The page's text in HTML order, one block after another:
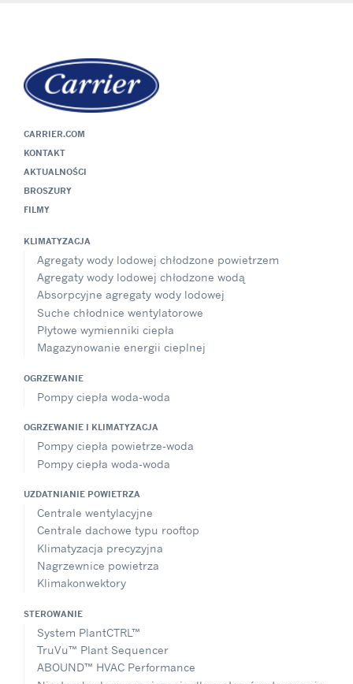
CARRIER.COM
KONTAKT
AKTUALNOŚCI
BROSZURY
FILMY
KLIMATYZACJA
Agregaty wody lodowej chłodzone powietrzem
Agregaty wody lodowej chłodzone wodą
Absorpcyjne agregaty wody lodowej
Suche chłodnice wentylatorowe
Płytowe wymienniki ciepła
Magazynowanie energii cieplnej
OGRZEWANIE
Pompy ciepła woda-woda
OGRZEWANIE I KLIMATYZACJA
Pompy ciepła powietrze-woda
Pompy ciepła woda-woda
UZDATNIANIE POWIETRZA
Centrale wentylacyjne
Centrale dachowe typu rooftop
Klimatyzacja precyzyjna
Nagrzewnice powietrza
Klimakonwektory
STEROWANIE
System PlantCTRL™
TruVu™ Plant Sequencer
ABOUND™ HVAC Performance